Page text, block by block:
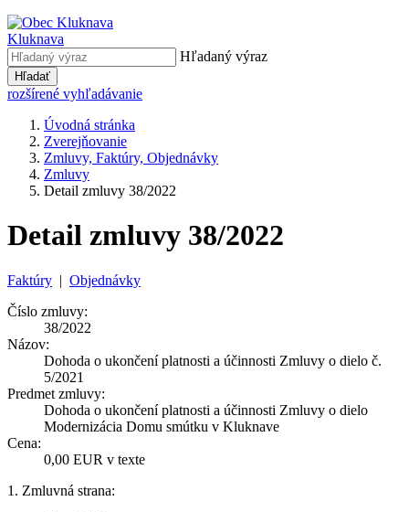
Kluknava
Hľadaný výraz
Hľadať
rozšírené vyhľadávanie
Úvodná stránka
Zverejňovanie
Zmluvy, Faktúry, Objednávky
Zmluvy
Detail zmluvy 38/2022
Detail zmluvy 38/2022
Faktúry | Objednávky
Číslo zmluvy:
38/2022
Názov:
Dohoda o ukončení platnosti a účinnosti Zmluvy o dielo č.
5/2021
Predmet zmluvy:
Dohoda o ukončení platnosti a účinnosti Zmluvy o dielo
Modernizácia Domu smútku v Kluknave
Cena:
0,00 EUR v texte
1. Zmluvná strana: